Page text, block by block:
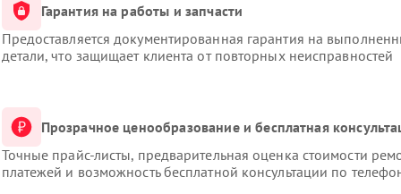
Гарантия на работы и запчасти
Предоставляется документированная гарантия на
детали, что защищает клиента от повторных неисправностей
Прозрачное ценообразование и бесплатная
Точные прайс-листы, предварительная оценка стоимости
платежей и возможность бесплатной консультации по